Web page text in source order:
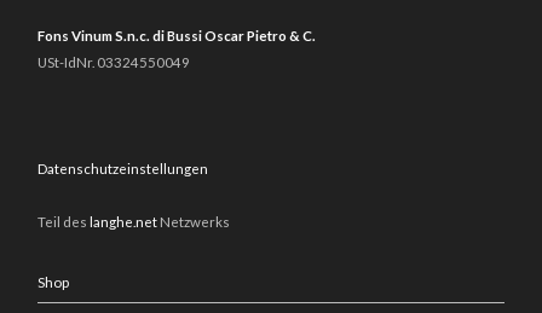
Fons Vinum S.n.c. di Bussi Oscar Pietro & C.
USt-IdNr. 03324550049
Datenschutzeinstellungen
Teil des langhe.net Netzwerks
Shop